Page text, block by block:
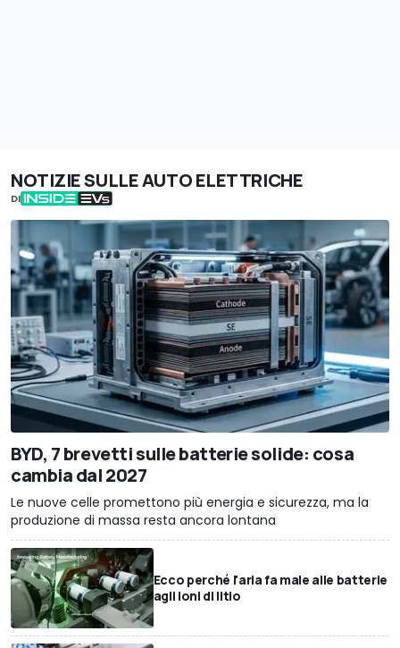
NOTIZIE SULLE AUTO ELETTRICHE
DI
BYD, 7 brevetti sulle batterie solide: cosa
cambia dal 2027
Le nuove celle promettono più energia e sicurezza, ma la
produzione di massa resta ancora lontana
Ecco perché l'aria fa male alle batterie
agli ioni di litio